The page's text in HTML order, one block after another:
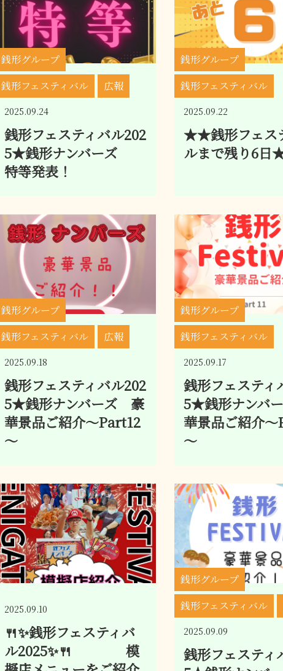
銭形フェスティバル202
5★銭形ナンバーズ
特等発表！
2025.09.24
銭形グループ
銭形フェスティバル
広報
★★銭形フェス
ルまで残り6
2025.09.22
銭形グループ
銭形フェスティバル
銭形フェスティバル202
5★銭形ナンバーズ 豪
華景品ご紹介～Part12
～
2025.09.18
銭形グループ
銭形フェスティバル
広報
銭形フェスティ
5★銭形ナンバ
華景品ご紹介
～
2025.09.17
銭形グループ
銭形フェスティバル
🍴✨銭形フェスティバ
ル2025✨🍴 模
2025.09.10
銭形フェスティ
2025.09.09
銭形グループ
銭形フェスティバル